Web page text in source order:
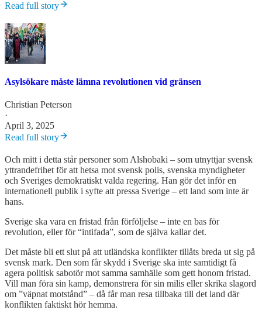
Read full story
Asylsökare måste lämna revolutionen vid gränsen
Christian Peterson
·
April 3, 2025
Read full story
Och mitt i detta står personer som Alshobaki – som utnyttjar svensk
yttrandefrihet för att hetsa mot svensk polis, svenska myndigheter
och Sveriges demokratiskt valda regering. Han gör det inför en
internationell publik i syfte att pressa Sverige – ett land som inte är
hans.
Sverige ska vara en fristad från förföljelse – inte en bas för
revolution, eller för “intifada”, som de själva kallar det.
Det måste bli ett slut på att utländska konflikter tillåts breda ut sig på
svensk mark. Den som får skydd i Sverige ska inte samtidigt få
agera politisk sabotör mot samma samhälle som gett honom fristad.
Vill man föra sin kamp, demonstrera för sin milis eller skrika slagord
om ”väpnat motstånd” – då får man resa tillbaka till det land där
konflikten faktiskt hör hemma.